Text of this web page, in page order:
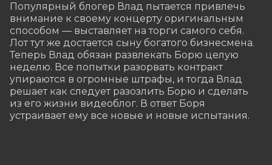
Популярный блогер Влад пытается привлечь
внимание к своему концерту оригинальным
способом — выставляет на торги самого себя.
Лот тут же достается сыну богатого бизнесмена.
Теперь Влад обязан развлекать Борю целую
неделю. Все попытки разорвать контракт
упираются в огромные штрафы, и тогда Влад
решает как следует разозлить Борю и сделать
из его жизни видеоблог. В ответ Боря
устраивает ему все новые и новые испытания.